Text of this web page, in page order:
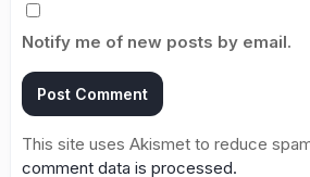
Notify me of new posts by email.
This site uses Akismet to reduce
comment data is processed.